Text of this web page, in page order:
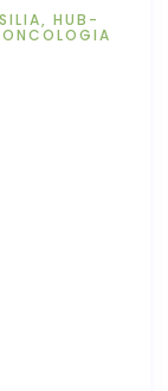
HUB-